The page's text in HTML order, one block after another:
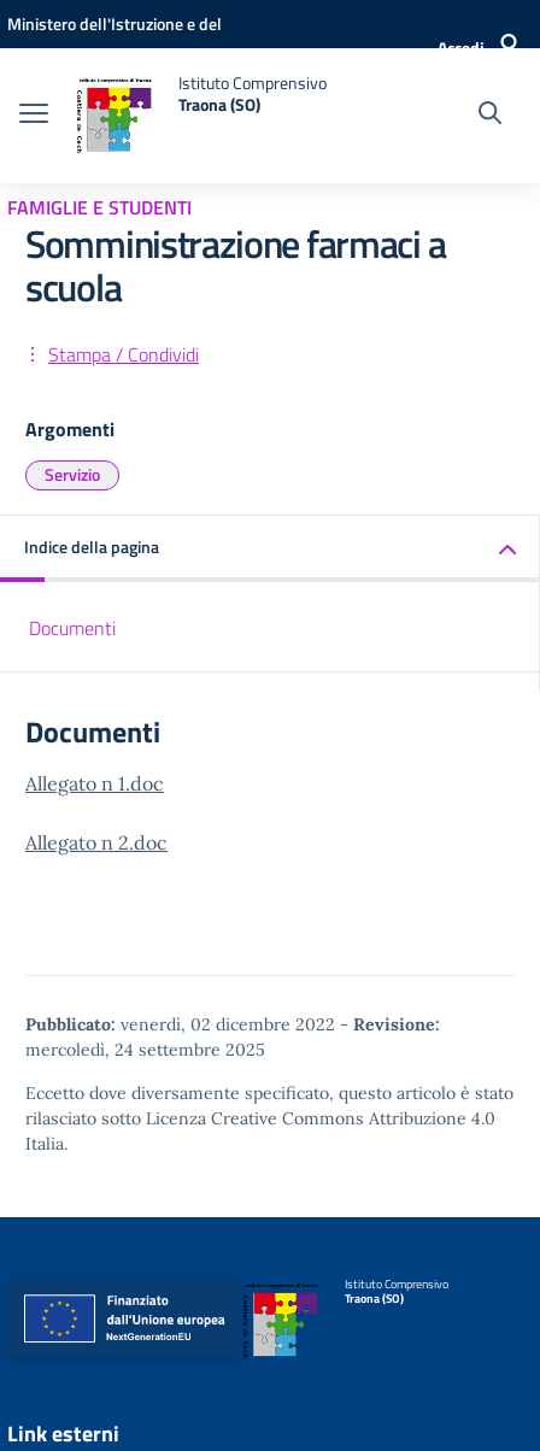
Vai ai contenuti
Vai al menu di navigazione
Vai al footer
Ministero dell'Istruzione e del
Accedi
Istituto Comprensivo
Traona (SO)
FAMIGLIE E STUDENTI
Somministrazione farmaci a
scuola
Stampa / Condividi
Argomenti
Servizio
Indice della pagina
Documenti
Documenti
Allegato n 1.doc
Allegato n 2.doc
Pubblicato: venerdì, 02 dicembre 2022 - Revisione:
mercoledì, 24 settembre 2025
Eccetto dove diversamente specificato, questo articolo è stato
rilasciato sotto Licenza Creative Commons Attribuzione 4.0
Italia.
Istituto Comprensivo
Traona (SO)
Link esterni